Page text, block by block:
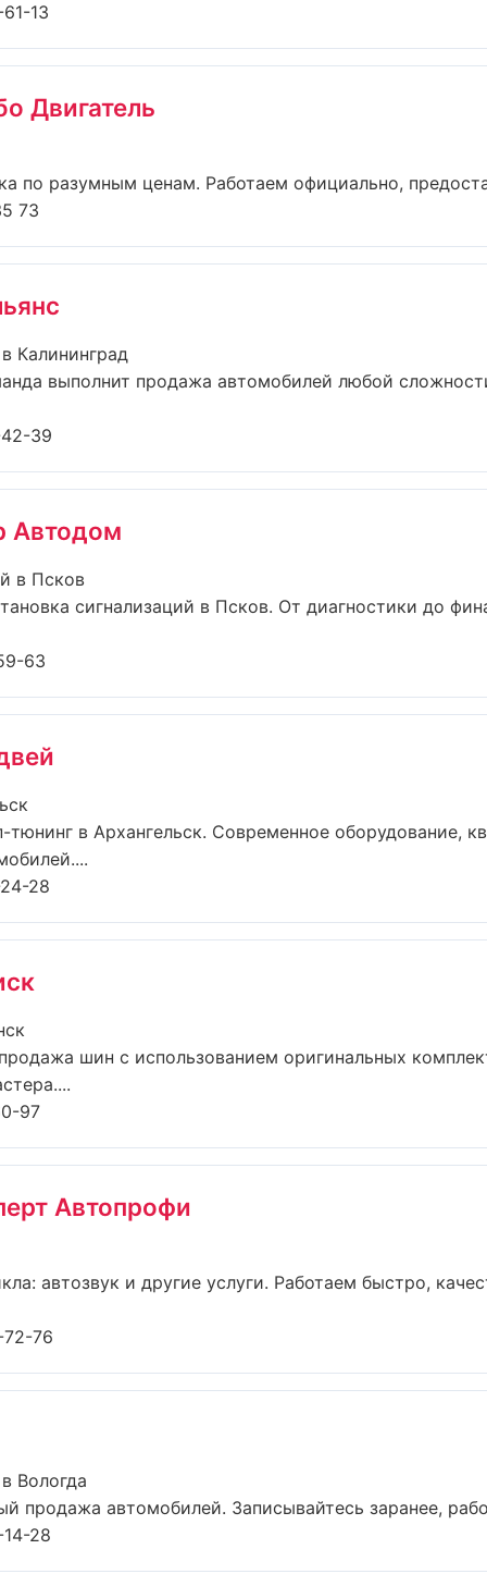
13
Двигатель
по разумным ценам. Работаем официально,
73
Калининград
выполнит продажа автомобилей любой
39
Автодом
в Псков
сигнализаций в Псков. От диагностики до
63
в Архангельск. Современное оборудование,
28
шин с использованием оригинальных
97
Автопрофи
автозвук и другие услуги. Работаем быстро,
76
Вологда
продажа автомобилей. Записывайтесь заранее,
28